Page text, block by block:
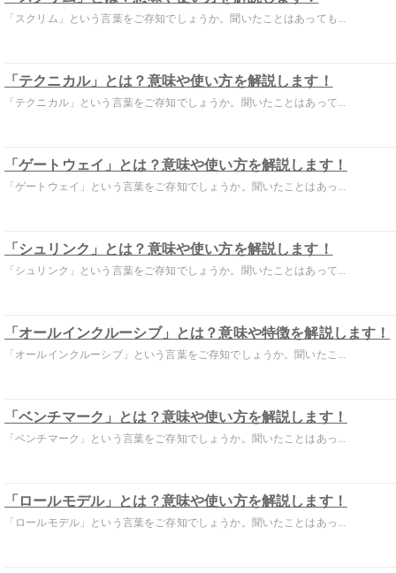
「スクリム」という言葉をご存知でしょうか。聞いたことはあっても...
「テクニカル」とは？意味や使い方を解説します！
「テクニカル」という言葉をご存知でしょうか。聞いたことはあって...
「ゲートウェイ」とは？意味や使い方を解説します！
「ゲートウェイ」という言葉をご存知でしょうか。聞いたことはあっ...
「シュリンク」とは？意味や使い方を解説します！
「シュリンク」という言葉をご存知でしょうか。聞いたことはあって...
「オールインクルーシブ」とは？意味や特徴を解説します！
「オールインクルーシブ」という言葉をご存知でしょうか。聞いたこ...
「ベンチマーク」とは？意味や使い方を解説します！
「ベンチマーク」という言葉をご存知でしょうか。聞いたことはあっ...
「ロールモデル」とは？意味や使い方を解説します！
「ロールモデル」という言葉をご存知でしょうか。聞いたことはあっ...